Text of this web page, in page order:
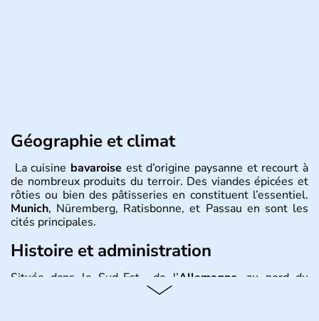
Géographie et climat
La cuisine bavaroise est d’origine paysanne et recourt à
de nombreux produits du terroir. Des viandes épicées et
rôties ou bien des pâtisseries en constituent l’essentiel.
Munich, Nüremberg, Ratisbonne, et Passau en sont les
cités principales.
Histoire et administration
Située dans le Sud-Est de l’Allemagne , au nord du
fait partie des seize